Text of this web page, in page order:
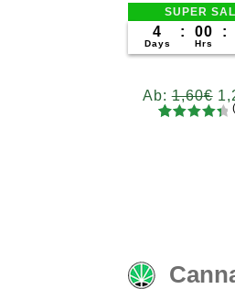
SUPER
4
Days
: 00
Hrs
:
Ab:1,60€
en